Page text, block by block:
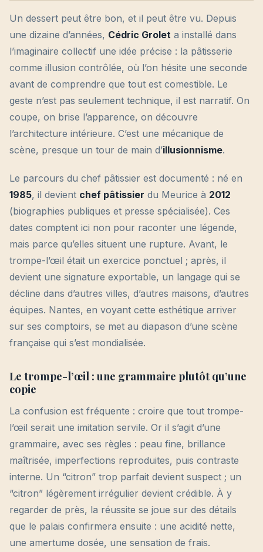
Un dessert peut être bon, et il peut être vu. Depuis
une dizaine d’années, Cédric Grolet a installé dans
l’imaginaire collectif une idée précise : la pâtisserie
comme illusion contrôlée, où l’on hésite une seconde
avant de comprendre que tout est comestible. Le
geste n’est pas seulement technique, il est narratif. On
coupe, on brise l’apparence, on découvre
l’architecture intérieure. C’est une mécanique de
scène, presque un tour de main d’illusionnisme.
Le parcours du chef pâtissier est documenté : né en
1985, il devient chef pâtissier du Meurice à 2012
(biographies publiques et presse spécialisée). Ces
dates comptent ici non pour raconter une légende,
mais parce qu’elles situent une rupture. Avant, le
trompe-l’œil était un exercice ponctuel ; après, il
devient une signature exportable, un langage qui se
décline dans d’autres villes, d’autres maisons, d’autres
équipes. Nantes, en voyant cette esthétique arriver
sur ses comptoirs, se met au diapason d’une scène
française qui s’est mondialisée.
Le trompe-l’œil : une grammaire plutôt qu’une
copie
La confusion est fréquente : croire que tout trompe-
l’œil serait une imitation servile. Or il s’agit d’une
grammaire, avec ses règles : peau fine, brillance
maîtrisée, imperfections reproduites, puis contraste
interne. Un “citron” trop parfait devient suspect ; un
“citron” légèrement irrégulier devient crédible. À y
regarder de près, la réussite se joue sur des détails
que le palais confirmera ensuite : une acidité nette,
une amertume dosée, une sensation de frais.